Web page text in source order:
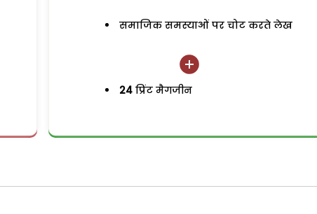
समाजिक समस्याओं पर चोट करते लेख
24 प्रिंट मैगजीन